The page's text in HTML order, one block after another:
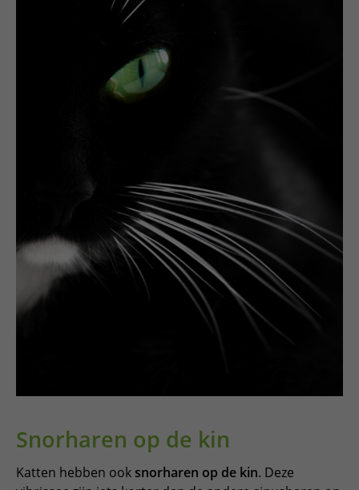
Snorharen op de kin
Katten hebben ook snorharen op de kin. Deze